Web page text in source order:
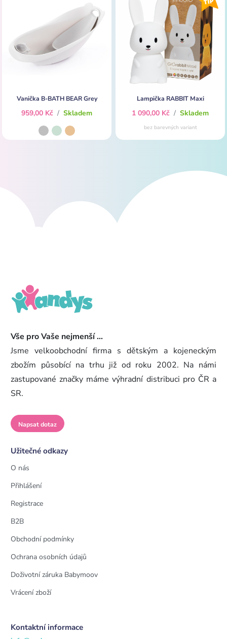
Vanička B-BATH BEAR Grey
959,00 Kč / Skladem
Lampička RABBIT Maxi
1 090,00 Kč / Skladem
bez barevných variant
Vše pro Vaše nejmenší ...
Jsme velkoobchodní firma s dětským a kojeneckým
zbožím působící na trhu již od roku 2002. Na námi
zastupované značky máme výhradní distribuci pro ČR a
SR.
Napsat dotaz
Užitečné odkazy
O nás
Přihlášení
Registrace
B2B
Obchodní podmínky
Ochrana osobních údajů
Doživotní záruka Babymoov
Vrácení zboží
Kontaktní informace